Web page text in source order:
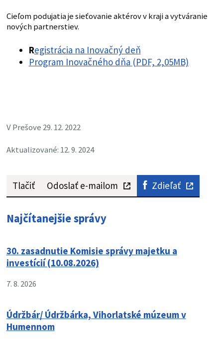
Cieľom podujatia je sieťovanie aktérov v kraji a vytváranie
nových partnerstiev.
Registrácia na Inovačný deň
Program Inovačného dňa (PDF, 2,05MB)
V Prešove 29. 12. 2022
Aktualizované: 12. 9. 2024
Tlačiť Odoslať e-mailom Zdieľať
Najčítanejšie správy
30. zasadnutie Komisie správy majetku a
investícií (10.08.2026)
7. 8. 2026
Údržbár/ Údržbárka, Vihorlatské múzeum v
Humennom